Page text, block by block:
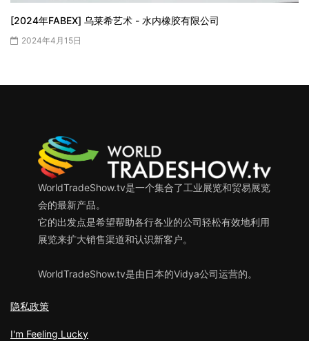
[2024年FABEX] 乌莱希艺术 - 水内橡胶有限公司
2024年4月15日
WorldTradeShow.tv是一个集合了工业展览和贸易展览
会的最新产品。
它的出发点是希望帮助各行各业的公司轻松有效地利用
展览来扩大销售渠道和认识新客户。
WorldTradeShow.tv是由日本的Vidya公司运营的。
隐私政策
I'm Feeling Lucky